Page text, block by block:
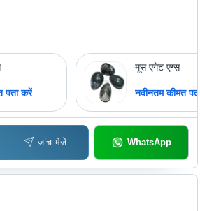
पता करें
मूस एगेट एग्स
नवीनतम कीमत
जांच भेजें WhatsApp